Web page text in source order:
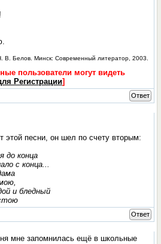
В. Белов. Минск: Современный литератор, 2003.
пользователи могут видеть
Регистрации]
Ответ
песни, он шел по счету вторым:
до конца
с конца...
и бледный
Ответ
мне запомнилась ещё в школьные